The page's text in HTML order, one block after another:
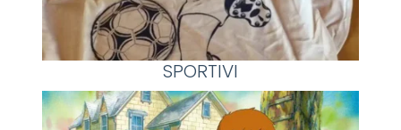
SPORTIVI